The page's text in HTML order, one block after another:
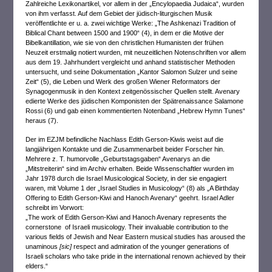
Zahlreiche Lexikonartikel, vor allem in der „Encylopaedia Judaica“, wurden
von ihm verfasst. Auf dem Gebiet der jüdisch-liturgischen Musik
veröffentlichte er u. a. zwei wichtige Werke: „The Ashkenazi Tradition of
Biblical Chant between 1500 and 1900“ (4), in dem er die Motive der
Bibelkantillation, wie sie von den christlichen Humanisten der frühen
Neuzeit erstmalig notiert wurden, mit neuzeitlichen Notenschriften vor allem
aus dem 19. Jahrhundert vergleicht und anhand statistischer Methoden
untersucht, und seine Dokumentation „Kantor Salomon Sulzer und seine
Zeit“ (5), die Leben und Werk des großen Wiener Reformators der
Synagogenmusik in den Kontext zeitgenössischer Quellen stellt. Avenary
edierte Werke des jüdischen Komponisten der Spätrenaissance Salamone
Rossi (6) und gab einen kommentierten Notenband „Hebrew Hymn Tunes“
heraus (7).
Der im EZJM befindliche Nachlass Edith Gerson-Kiwis weist auf die
langjährigen Kontakte und die Zusammenarbeit beider Forscher hin.
Mehrere z. T. humorvolle „Geburtstagsgaben“ Avenarys an die
„Mitstreiterin“ sind im Archiv erhalten. Beide Wissenschaftler wurden im
Jahr 1978 durch die Israel Musicological Society, in der sie engagiert
waren, mit Volume 1 der „Israel Studies in Musicology“ (8) als „A Birthday
Offering to Edith Gerson-Kiwi and Hanoch Avenary“ geehrt. Israel Adler
schreibt im Vorwort:
„The work of Edith Gerson-Kiwi and Hanoch Avenary represents the
cornerstone of Israeli musicology. Their invaluable contribution to the
various fields of Jewish and Near Eastern musical studies has aroused the
unaminous[sic]respect and admiration of the younger generations of
Israeli scholars who take pride in the international renown achieved by their
elders.“